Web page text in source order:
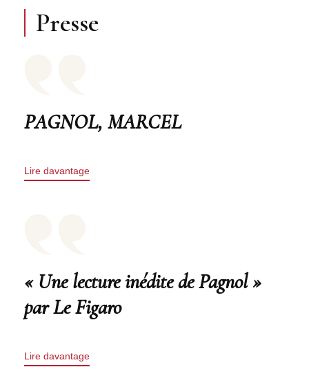
Presse
PAGNOL, MARCEL
Lire davantage
« Une lecture inédite de Pagnol »
par Le Figaro
Lire davantage